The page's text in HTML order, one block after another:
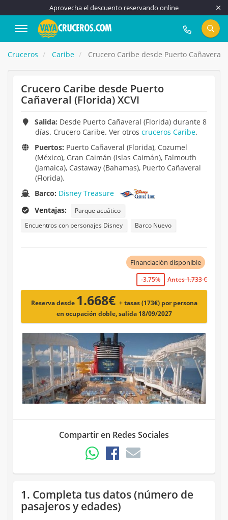
Aprovecha el descuento reservando online
917 815 555
Cruceros Caribe Crucero Caribe desde Puerto Cañaveral
Crucero Caribe desde Puerto
Cañaveral (Florida) XCVI
Salida: Desde Puerto Cañaveral (Florida) durante 8
días. Crucero Caribe. Ver otros cruceros Caribe.
Puertos: Puerto Cañaveral (Florida), Cozumel
(México), Gran Caimán (Islas Caimán), Falmouth
(Jamaica), Castaway (Bahamas), Puerto Cañaveral
(Florida).
Barco: Disney Treasure
Ventajas:
Parque acuático
Encuentros con personajes Disney
Barco Nuevo
Financiación disponible
-3.75% Antes 1.733 €
Reserva desde 1.668€ + tasas (173€) por persona
en ocupación doble, salida 18/09/2027
Compartir en Redes Sociales
1. Completa tus datos (número de
pasajeros y edades)